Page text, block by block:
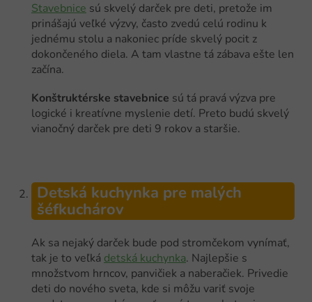
Stavebnice sú skvelý darček pre deti, pretože im
prinášajú veľké výzvy, často zvedú celú rodinu k
jednému stolu a nakoniec príde skvelý pocit z
dokončeného diela. A tam vlastne tá zábava ešte len
začína.
Konštruktérske stavebnice sú tá pravá výzva pre
logické i kreatívne myslenie detí. Preto budú skvelý
vianočný darček pre deti 9 rokov a staršie.
Detská kuchynka pre malých
šéfkuchárov
Ak sa nejaký darček bude pod stromčekom vynímať,
tak je to veľká detská kuchynka. Najlepšie s
množstvom hrncov, panvičiek a naberačiek. Privedie
deti do nového sveta, kde si môžu variť svoje